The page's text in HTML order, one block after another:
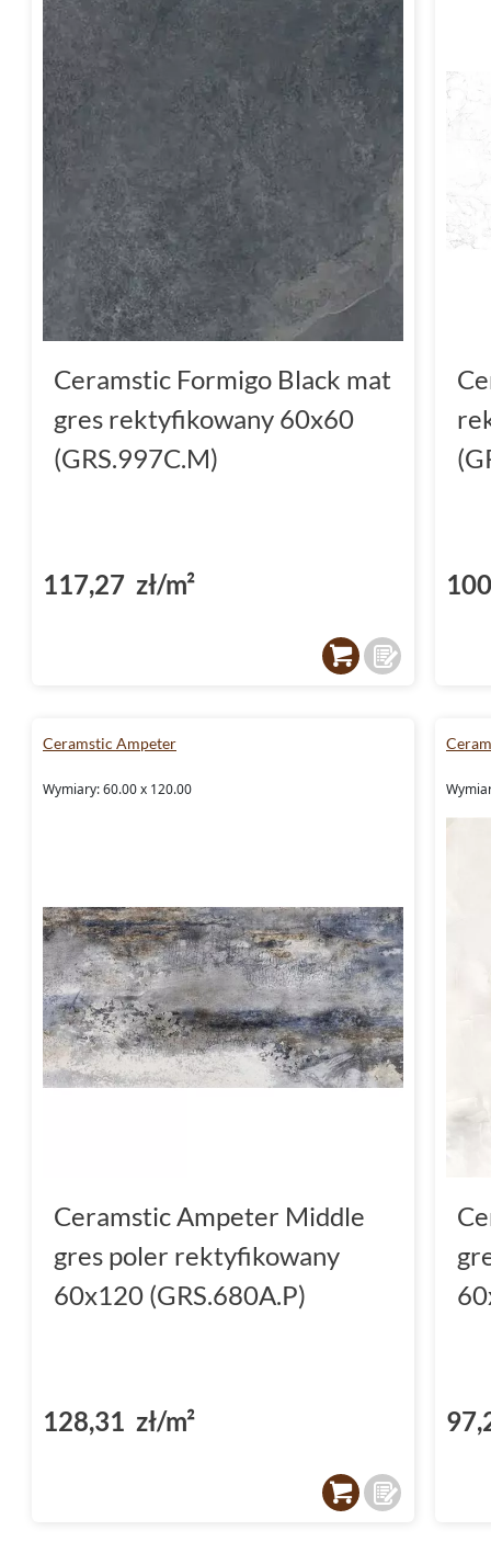
Ceramstic Formigo Black mat
gres rektyfikowany 60x60
(GRS.997C.M)
117,27 zł/m²
Ceramstic Ampeter
Wymiary: 60.00 x 120.00
Ceramstic Ampeter Middle
gres poler rektyfikowany
60x120 (GRS.680A.P)
128,31 zł/m²